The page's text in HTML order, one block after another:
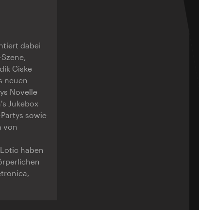
dabei
Giske
neuen
Novelle
Jukebox
Partys sowie
von
haben